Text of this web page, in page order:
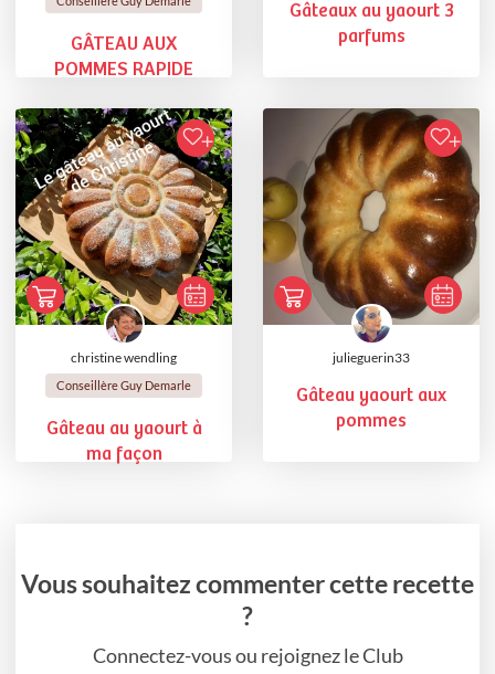
GÂTEAU AUX
POMMES RAPIDE
Gâteaux au yaourt 3
parfums
christine wendling
Conseillère Guy Demarle
Gâteau au yaourt à
ma façon
julieguerin33
Gâteau yaourt aux
pommes
Vous souhaitez commenter cette recette
?
Connectez-vous ou rejoignez le Club